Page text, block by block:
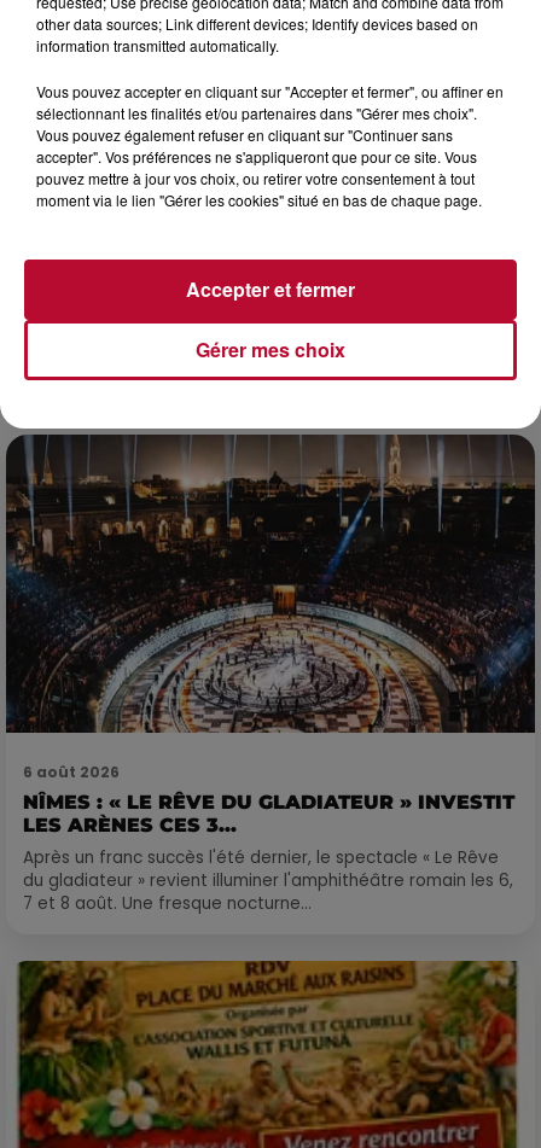
6 août 2026
NÎMES : « LE RÊVE DU GLADIATEUR » INVESTIT
LES ARÈNES CES 3...
Après un franc succès l'été dernier, le spectacle « Le Rêve
du gladiateur » revient illuminer l'amphithéâtre romain les 6,
7 et 8 août. Une fresque nocturne...
other data sources; Link different devices; Identify devices based on
information transmitted automatically.
Vous pouvez accepter en cliquant sur "Accepter et fermer", ou affiner en
sélectionnant les finalités et/ou partenaires dans "Gérer mes choix".
Vous pouvez également refuser en cliquant sur "Continuer sans
accepter". Vos préférences ne s'appliqueront que pour ce site. Vous
pouvez mettre à jour vos choix, ou retirer votre consentement à tout
moment via le lien "Gérer les cookies" situé en bas de chaque page.
Gérer mes choix
Accepter et fermer